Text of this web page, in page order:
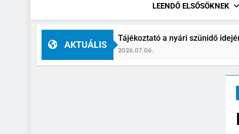
LEENDŐ ELSŐSÖKNEK
AKTUÁLIS
Tájékoztató a nyári szünidő idejére
2026.07.06.